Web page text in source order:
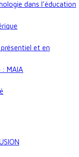
dans l’éducation
présentiel et en
MAIA